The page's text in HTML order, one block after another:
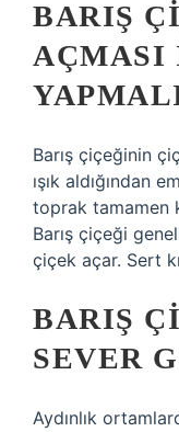
BARIŞ
AÇMASI
Barış çiçeğinin
ışık aldığından
toprak tamamen
Barış çiçeği
çiçek açar. Sert
BARIŞ
SEVER
Aydınlık